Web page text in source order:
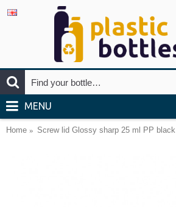
MENU
Home Screw lid Glossy sharp 25 ml PP black